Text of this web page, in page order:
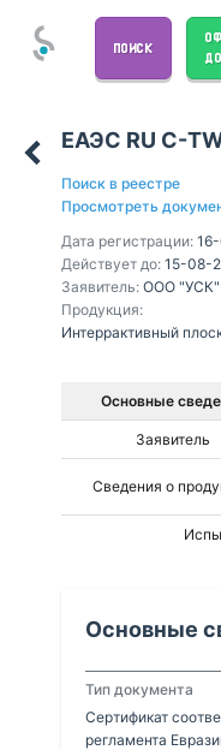
ПОИСК
ЕАЭС RU С-
Поиск в реестре
Просмотреть
Дата регистрации:
Действует до: 15-08-
Заявитель: ООО "УСК"
Продукция:
Интеррактивный
Основные
Заявитель
Сведения о
Основные
Тип документа
Сертификат
регламента